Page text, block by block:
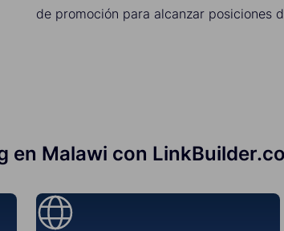
de promoción para alcanzar posiciones
en Malawi con